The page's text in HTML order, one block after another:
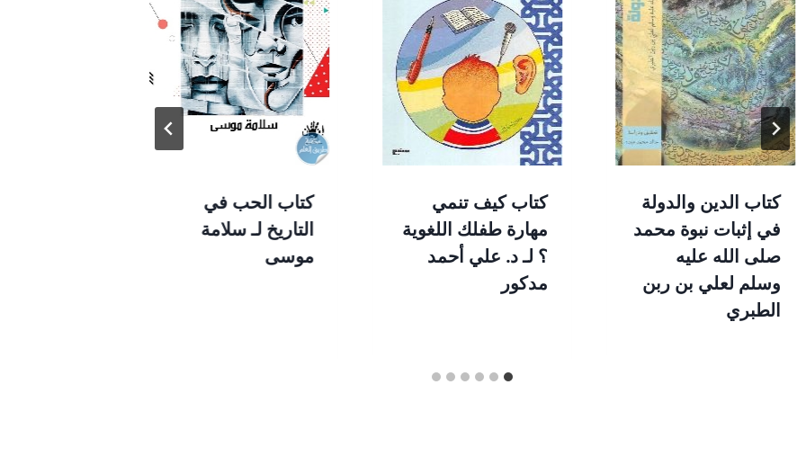
كتاب الدين والدولة
في إثبات نبوة محمد
صلى الله عليه
وسلم لعلي بن ربن
الطبري
كتاب كيف تنمي
مهارة طفلك اللغوية
؟ لـ د. علي أحمد
مدكور
كتاب الحب في
التاريخ لـ سلامة
موسى